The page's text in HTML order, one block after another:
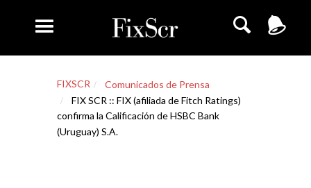
FIXSCR
Comunicados de Prensa
FIX SCR :: FIX (afiliada de Fitch Ratings)
confirma la Calificación de HSBC Bank
(Uruguay) S.A.